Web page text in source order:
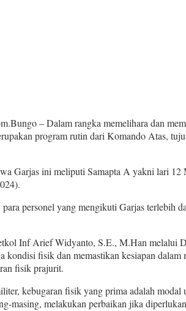
– Dalam rangka memelihara dan
program rutin dari Komando Atas,
Garjas ini meliputi Samapta A yakni lari
para personel yang mengikuti Garjas terlebih
Inf Arief Widyanto, S.E., M.Han melalui
kondisi fisik dan memastikan kesiapan
fisik prajurit.
kebugaran fisik yang prima adalah
masing, melakukan perbaikan jika